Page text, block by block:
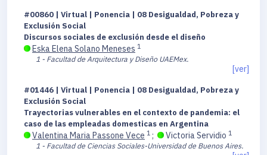
#00860 | Virtual | Ponencia | 08 Desigualdad, Pobreza y
Exclusión Social
Discursos sociales de exclusión desde el diseño
Eska Elena Solano Meneses 1
1 - Facultad de Arquitectura y Diseño UAEMex.
[ver]
#01446 | Virtual | Ponencia | 08 Desigualdad, Pobreza y
Exclusión Social
Trayectorias vulnerables en el contexto de pandemia: el
caso de las empleadas domesticas en Argentina
Valentina Maria Passone Vece 1 ; Victoria Servidio 1
1 - Facultad de Ciencias Sociales-Universidad de Buenos Aires.